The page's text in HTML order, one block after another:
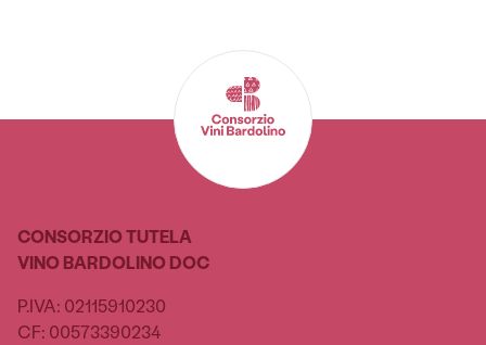
CONSORZIO TUTELA
VINO BARDOLINO DOC
P.IVA: 02115910230
CF: 00573390234